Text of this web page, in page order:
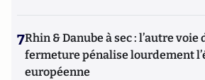
7Rhin & Danube à sec : l’autre voie
fermeture pénalise lourdement
européenne